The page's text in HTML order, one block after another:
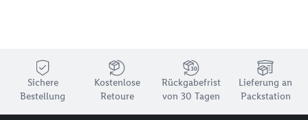
Sichere
Bestellung
Kostenlose
Retoure
Rückgabefrist
von 30 Tagen
Lieferung an
Packstation